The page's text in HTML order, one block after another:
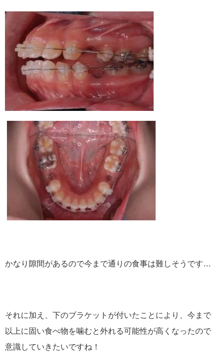
かなり隙間があるので今まで通りの食事は難しそうです…
それに加え、下のブラケットが付いたことにより、今まで
以上に固い食べ物を噛むと外れる可能性が高くなったので
意識していきたいですね！